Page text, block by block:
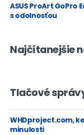
ASUS ProArt GoPro
s odolnosťou
Najčítanejšie
Tlačové
WHDproject.com,
minulosti